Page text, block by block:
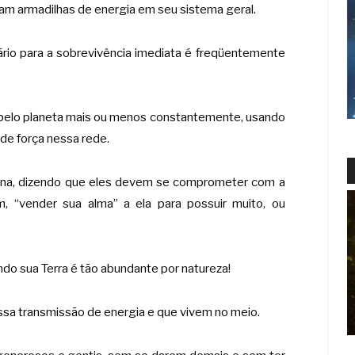
armadilhas de energia em seu sistema geral.
para a sobrevivência imediata é freqüentemente
planeta mais ou menos constantemente, usando
força nessa rede.
dizendo que eles devem se comprometer com a
“vender sua alma” a ela para possuir muito, ou
sua Terra é tão abundante por natureza!
transmissão de energia e que vivem no meio.